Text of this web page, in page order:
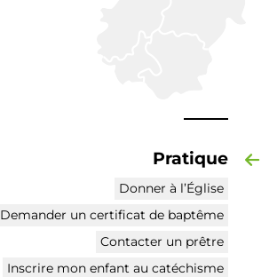
Pratique
Donner à l’Église
Demander un certificat de baptême
Contacter un prêtre
Inscrire mon enfant au catéchisme